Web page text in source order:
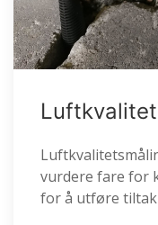
vurdere fare for
for å utføre tiltak